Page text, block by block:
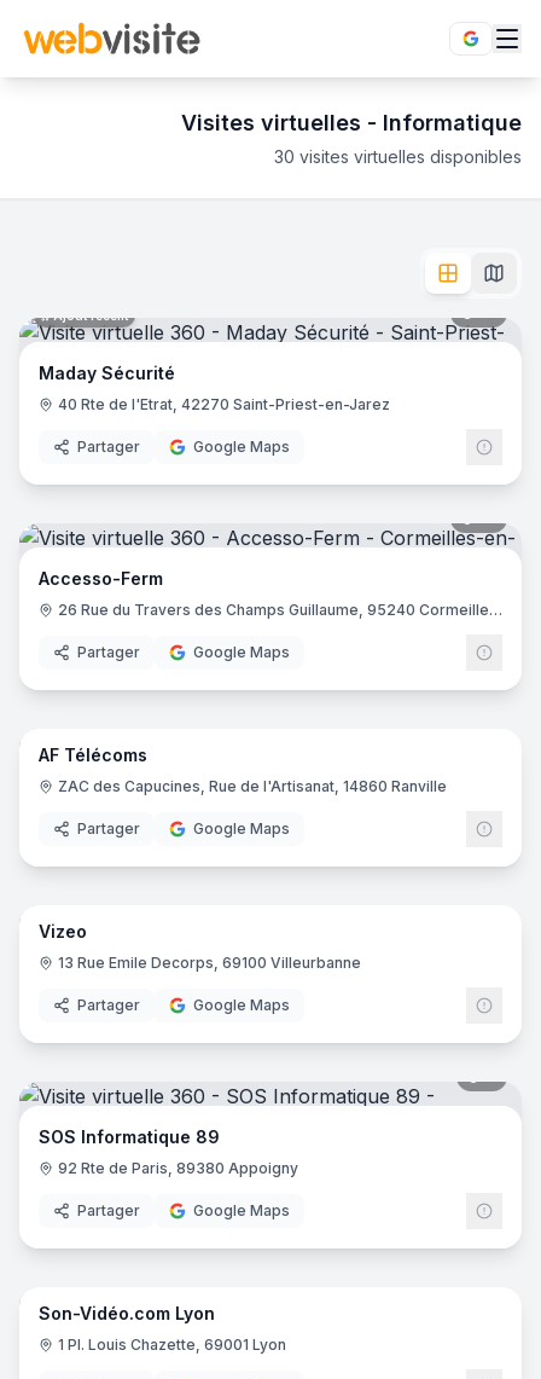
Visites virtuelles - Informatique
30 visites virtuelles disponibles
AF Télécoms- Ranville
Vizeo - Villeurbanne
SOS Informatique 89
Son-Vidéo.com Lyon
Son-Video.com Paris Est - Champigny
- Champigny-sur-
Son-Vidéo.com Paris 8- Paris
Dcom-Solutions- Chasseneuil-du-Poitou
Francofa Eurodis - Mauguio
Timci- Nice
Alsecom - Alarmes - - Lorient
3Tech Informatique- Besançon
U Technologie- Alissas
Info-ka - Égat
Espace Technologie- Challans
JEMS group- Neuilly-sur-Seine
Cartridge World Aurillac
Quantic Support - Ivry- Ivry-sur-Seine
Réa'Phone- Vienne
Net- Nyons
Microconcept- Villeneuve-de-Berg
PCI26- Montélimar
Ajout récent
Maday Sécurité
40 Rte de l'Etrat, 42270 Saint-Priest-en-Jarez
Partager Google Maps
Accesso-Ferm
26 Rue du Travers des Champs Guillaume, 95240 Cormeilles-en-Parisis
Partager Google Maps
17
AF Télécoms
ZAC des Capucines, Rue de l'Artisanat, 14860 Ranville
Partager Google Maps
29
Vizeo
13 Rue Emile Decorps, 69100 Villeurbanne
Partager Google Maps
SOS Informatique 89
92 Rte de Paris, 89380 Appoigny
Partager Google Maps
19
Son-Vidéo.com Lyon
1 Pl. Louis Chazette, 69001 Lyon